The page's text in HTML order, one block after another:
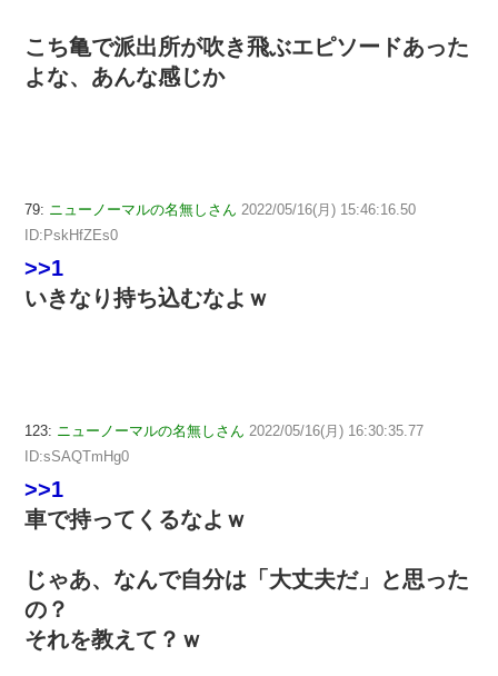
こち亀で派出所が吹き飛ぶエピソードあった
よな、あんな感じか
79: ニューノーマルの名無しさん 2022/05/16(月) 15:46:16.50
ID:PskHfZEs0
>>1
いきなり持ち込むなよｗ
123: ニューノーマルの名無しさん 2022/05/16(月) 16:30:35.77
ID:sSAQTmHg0
>>1
車で持ってくるなよｗ
じゃあ、なんで自分は「大丈夫だ」と思った
の？
それを教えて？ｗ